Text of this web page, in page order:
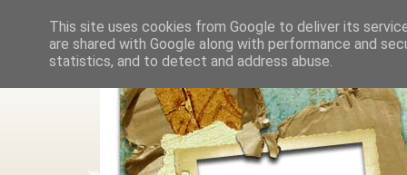
This site uses cookies from Google to deliver its
are shared with Google along with performance and
statistics, and to detect and address abuse.